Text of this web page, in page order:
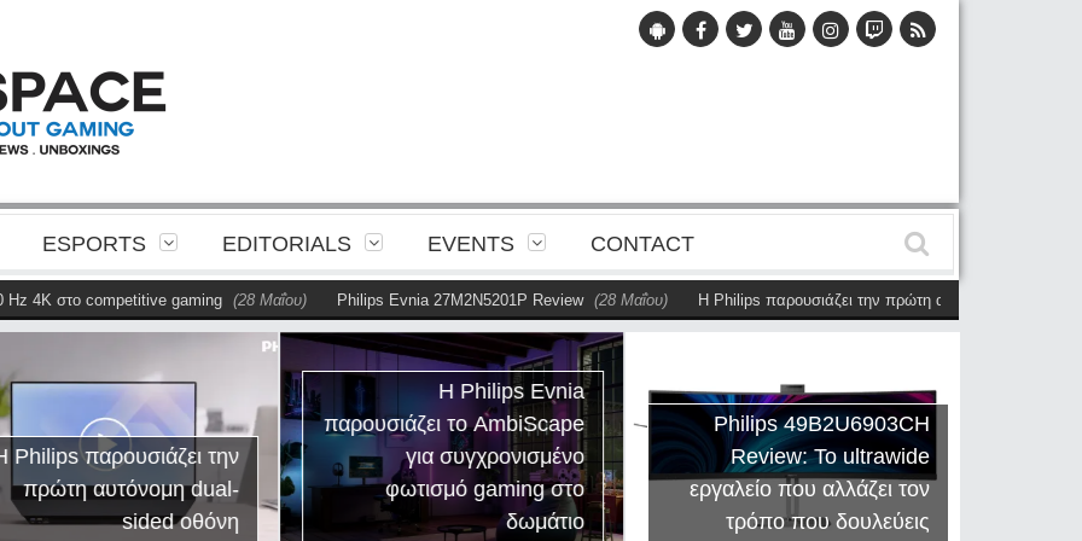
ESPORTS EDITORIALS EVENTS CONTACT
competitive gaming (28 Μαΐου) Philips Evnia 27M2N5201P Review (28 Μαΐου) Η Philips παρουσιάζει την πρώτη αυτόνομη dual-sided οθόνη
Philips παρουσιάζει την
πρώτη αυτόνομη dual-
sided οθόνη
Η Philips Evnia
παρουσιάζει το AmbiScape
για συγχρονισμένο
φωτισμό gaming στο
δωμάτιο
Philips 49B2U6903CH
Review: Το ultrawide
εργαλείο που αλλάζει τον
τρόπο που δουλεύεις